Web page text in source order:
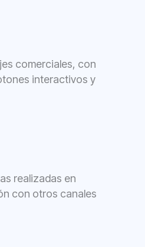
comerciales, con
interactivos y
realizadas en
con otros canales